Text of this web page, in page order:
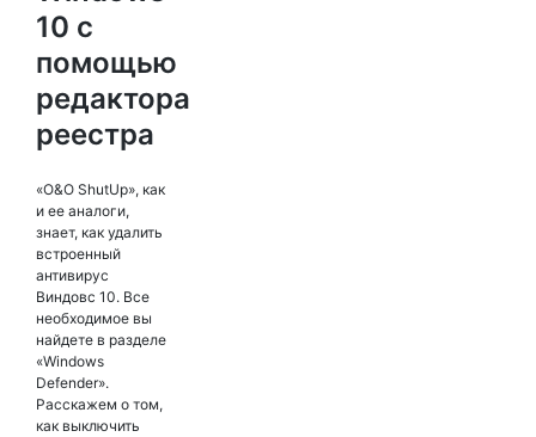
10 с
помощью
редактора
реестра
«O&O ShutUp», как
и ее аналоги,
знает, как удалить
встроенный
антивирус
Виндовс 10. Все
необходимое вы
найдете в разделе
«Windows
Defender».
Расскажем о том,
как выключить